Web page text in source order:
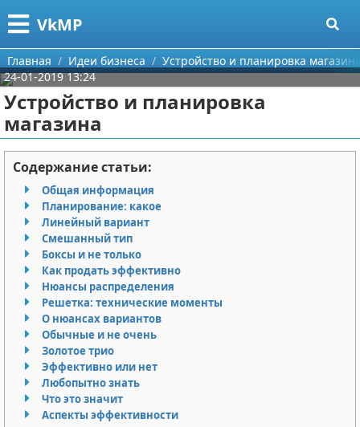
VkMP
Меню
Главная
Категории
Сельское хозяйство
Разное
Идеи бизнеса
Для руководителя
Промышленность
Международный бизнес
Продажи
Начало бизнеса
Обзоры услуг
Поиск
О проекте
Контакты
Сотрудничество
Размещение рекламы
Для правообладателей
Условия предоставления информации
Отказ от ответственности
Главная Идеи бизнеса
Устройство и планировка
24-01-2019 13:24
Устройство и планировка
магазина
Содержание статьи:
Общая информация
Планирование: какое
Линейный вариант
Смешанный тип
Боксы и не только
Как продать эффективно
Нюансы распределения
Решетка: технические моменты
О нюансах вариантов
Обычные и не очень
Золотое трио
Эффективно или нет
Любопытно знать
Что это значит
Аспекты эффективности